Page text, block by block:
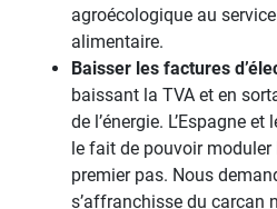
agroécologique au
alimentaire.
Baisser les factures
baissant la TVA et en
de l’énergie. L’Espagne
le fait de pouvoir moduler
premier pas. Nous
s’affranchisse du carcan